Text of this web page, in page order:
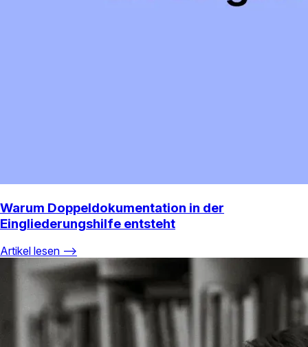
Warum Doppeldokumentation in der
Eingliederungshilfe entsteht
Artikel lesen ⟶